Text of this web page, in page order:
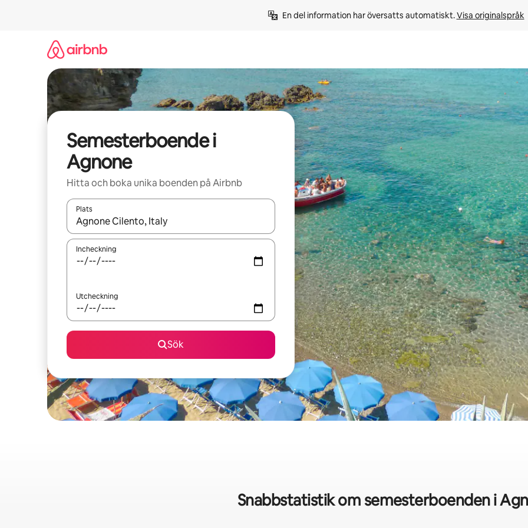
En del information har översatts automatiskt. Visa originalspråk
Semesterboende i
Agnone
Hitta och boka unika boenden på Airbnb
Plats
När resultaten är tillgängliga kan du navigera med upp- och nedåtpilarna eller utforska genom att trycka eller svepa.
Incheckning
Utcheckning
Sök
Snabbstatistik om semesterboenden i